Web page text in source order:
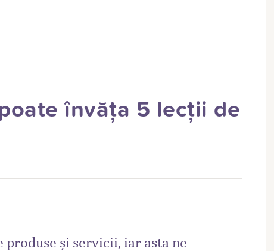
învăța 5 lecții de
și servicii, iar asta ne